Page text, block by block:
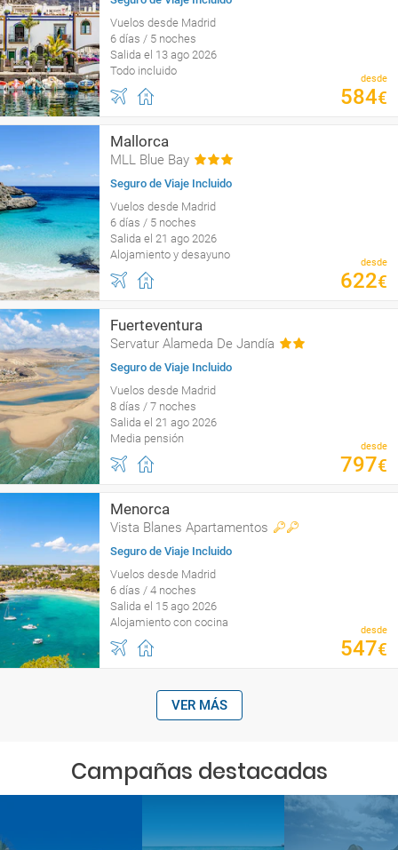
Vuelos desde Madrid
6 días / 5 noches
Salida el 13 ago 2026
Todo incluido
desde
584€
Mallorca
MLL Blue Bay
Seguro de Viaje Incluido
Vuelos desde Madrid
6 días / 5 noches
Salida el 21 ago 2026
Alojamiento y desayuno
desde
622€
Fuerteventura
Servatur Alameda De Jandía
Seguro de Viaje Incluido
Vuelos desde Madrid
8 días / 7 noches
Salida el 21 ago 2026
Media pensión
desde
797€
Menorca
Vista Blanes Apartamentos
Seguro de Viaje Incluido
Vuelos desde Madrid
6 días / 4 noches
Salida el 15 ago 2026
Alojamiento con cocina
desde
547€
VER MÁS
Campañas destacadas